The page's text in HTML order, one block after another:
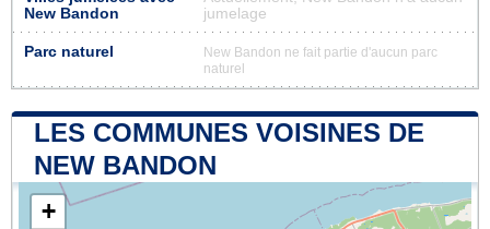
New Bandon
jumelage
Parc naturel
New Bandon ne fait partie d'aucun parc
naturel
LES COMMUNES VOISINES DE
NEW BANDON
+